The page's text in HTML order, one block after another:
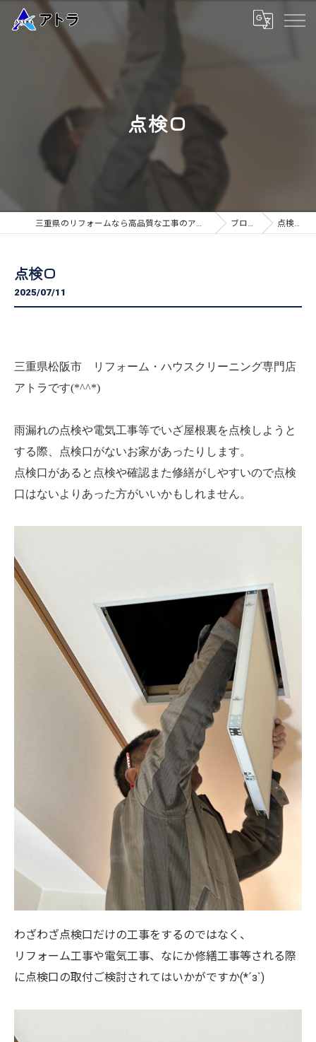
点検口
三重県のリフォームなら高品質な工事のアトラ ブログ 点検口
点検口
2025/07/11
三重県松阪市 リフォーム・ハウスクリーニング専門店
アトラです(*^^*)
雨漏れの点検や電気工事等でいざ屋根裏を点検しようと
する際、点検口がないお家があったりします。
点検口があると点検や確認また修繕がしやすいので点検
口はないよりあった方がいいかもしれません。
わざわざ点検口だけの工事をするのではなく、
リフォーム工事や電気工事、なにか修繕工事等される際
に点検口の取付ご検討されてはいかがですか(*´з`)